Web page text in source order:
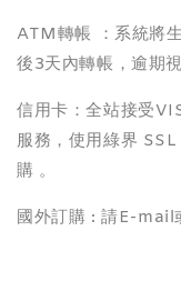
ATM轉帳 ：系統將
後3天內轉帳，逾期視
信用卡：全站接受
服務，使用綠界
購 。
國外訂購 : 請E-mail